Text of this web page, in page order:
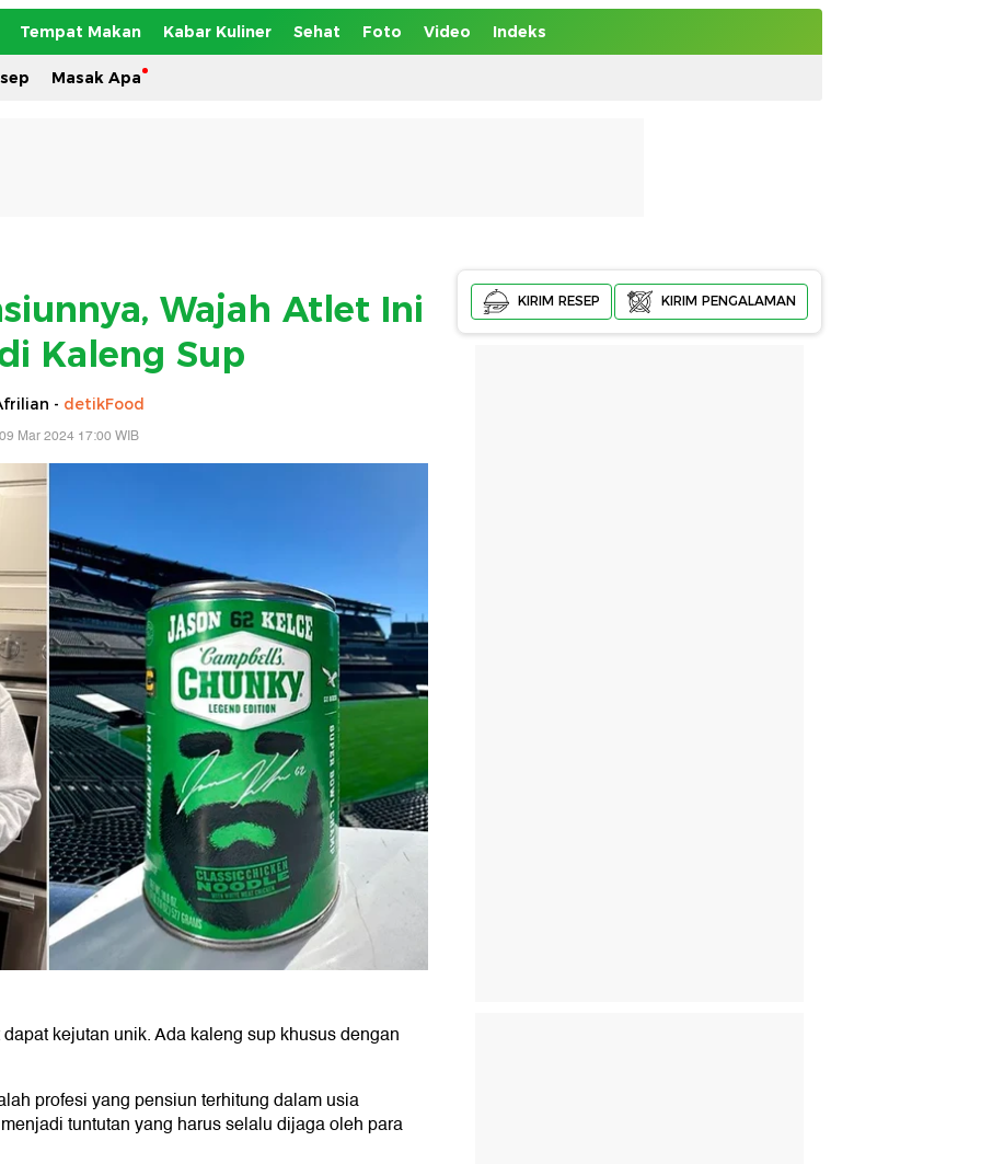
Tempat Makan Kabar Kuliner Sehat Foto Video Indeks
Masak Apa
Wajah Atlet Ini
Kaleng Sup
- detikFood
Mar 2024 17:00 WIB
kejutan unik. Ada kaleng sup khusus dengan
profesi yang pensiun terhitung dalam usia
tuntutan yang harus selalu dijaga oleh para
KIRIM RESEP KIRIM PENGALAMAN